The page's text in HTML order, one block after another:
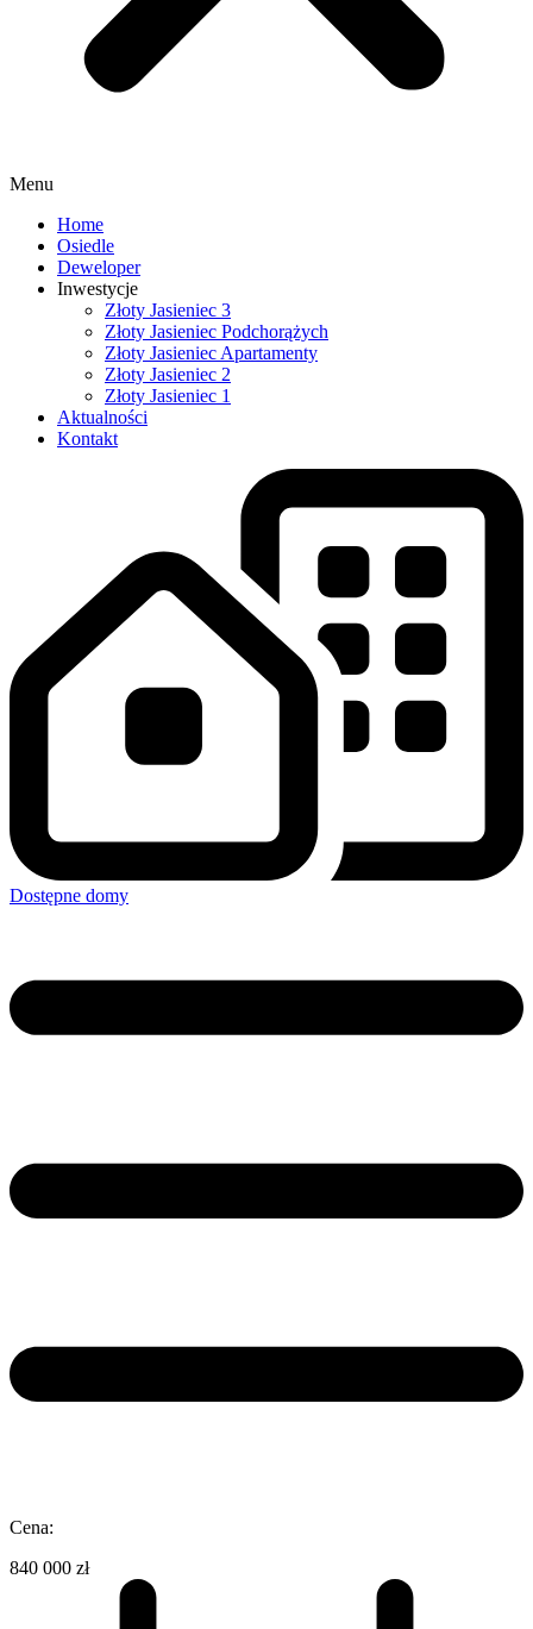
Menu
Home
Osiedle
Deweloper
Inwestycje
Złoty Jasieniec 3
Złoty Jasieniec Podchorążych
Złoty Jasieniec Apartamenty
Złoty Jasieniec 2
Złoty Jasieniec 1
Aktualności
Kontakt
Dostępne domy
Cena:
840 000 zł